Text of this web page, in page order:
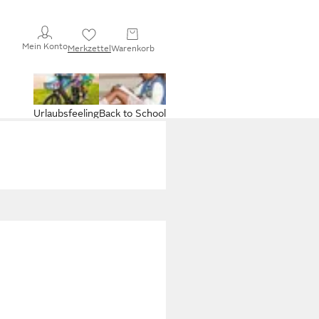
Mein KontoMerkzettelWarenkorb
Back to School
Urlaubsfeeling